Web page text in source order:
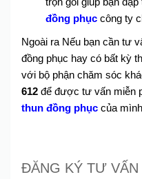
đồng phục công ty
Ngoài ra Nếu bạn cần tư
đồng phục hay có bất kỳ
với bộ phận chăm sóc
612 để được tư vấn miễn
thun đồng phục của
Đăng
If
ĐĂNG KÝ TƯ VẤN